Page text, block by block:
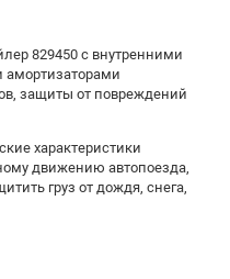
829450 с внутренними
амортизаторами
защиты от повреждений
характеристики
движению автопоезда,
груз от дождя, снега,